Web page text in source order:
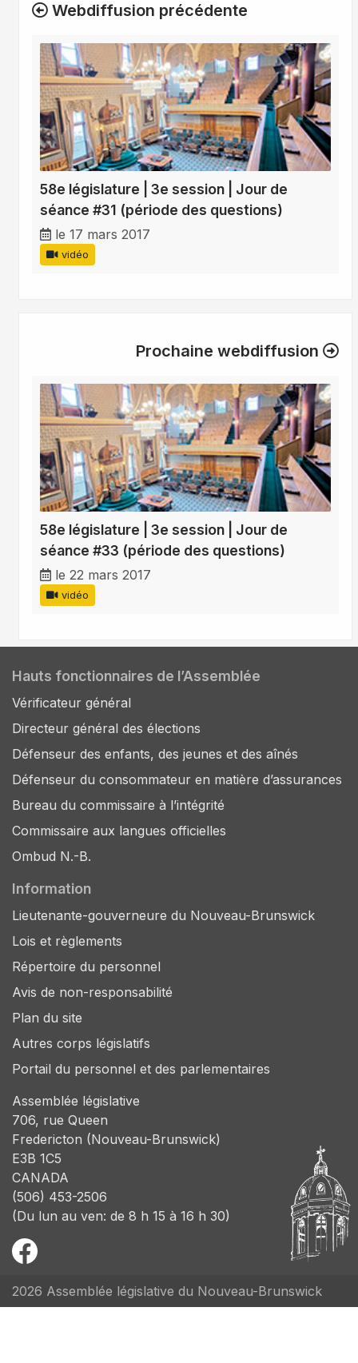
Webdiffusion précédente
58e législature | 3e session | Jour de
séance #31 (période des questions)
le 17 mars 2017
vidéo
Prochaine webdiffusion
58e législature | 3e session | Jour de
séance #33 (période des questions)
le 22 mars 2017
vidéo
Hauts fonctionnaires de l’Assemblée
Vérificateur général
Directeur général des élections
Défenseur des enfants, des jeunes et des aînés
Défenseur du consommateur en matière d’assurances
Bureau du commissaire à l’intégrité
Commissaire aux langues officielles
Ombud N.-B.
Information
Lieutenante-gouverneure du Nouveau-Brunswick
Lois et règlements
Répertoire du personnel
Avis de non-responsabilité
Plan du site
Autres corps législatifs
Portail du personnel et des parlementaires
Assemblée législative
706, rue Queen
Fredericton (Nouveau-Brunswick)
E3B 1C5
CANADA
(506) 453-2506
(Du lun au ven: de 8 h 15 à 16 h 30)
2026 Assemblée législative du Nouveau-Brunswick